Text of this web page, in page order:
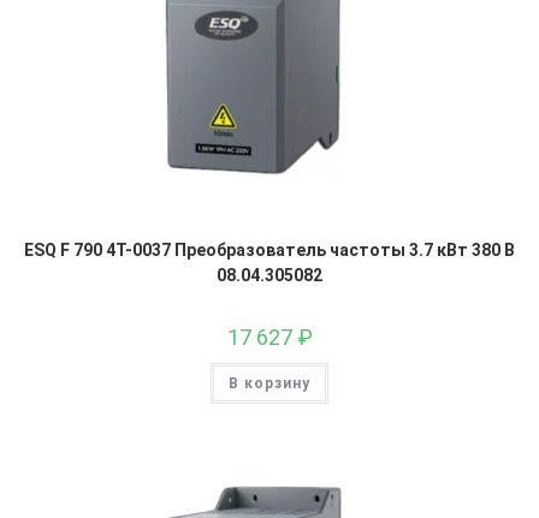
ESQ F 790 4T-0037 Преобразователь частоты 3.7 кВт 380 В
08.04.305082
17 627 ₽
В корзину